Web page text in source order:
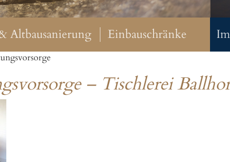
Altbausanierung Einbauschränke
– Tischlerei